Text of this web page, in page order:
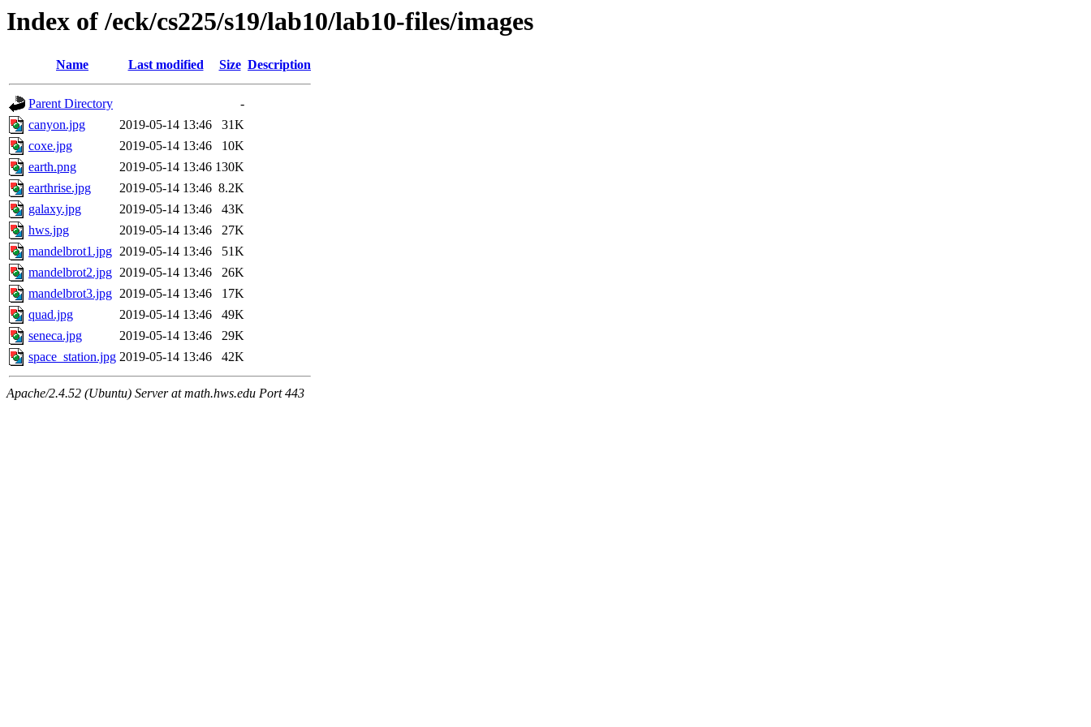
Index of /eck/cs225/s19/lab10/lab10-files/images
Name Last modified Size Description
Parent Directory
-
canyon.jpg
2019-05-14 13:46
31K
coxe.jpg
2019-05-14 13:46
10K
earth.png
2019-05-14 13:46 130K
earthrise.jpg
2019-05-14 13:46 8.2K
galaxy.jpg
2019-05-14 13:46
43K
hws.jpg
2019-05-14 13:46
27K
mandelbrot1.jpg 2019-05-14 13:46
51K
mandelbrot2.jpg 2019-05-14 13:46
26K
mandelbrot3.jpg 2019-05-14 13:46
17K
quad.jpg
2019-05-14 13:46
49K
seneca.jpg
2019-05-14 13:46
29K
space_station.jpg 2019-05-14 13:46 42K
Apache/2.4.52 (Ubuntu) Server at math.hws.edu Port 443